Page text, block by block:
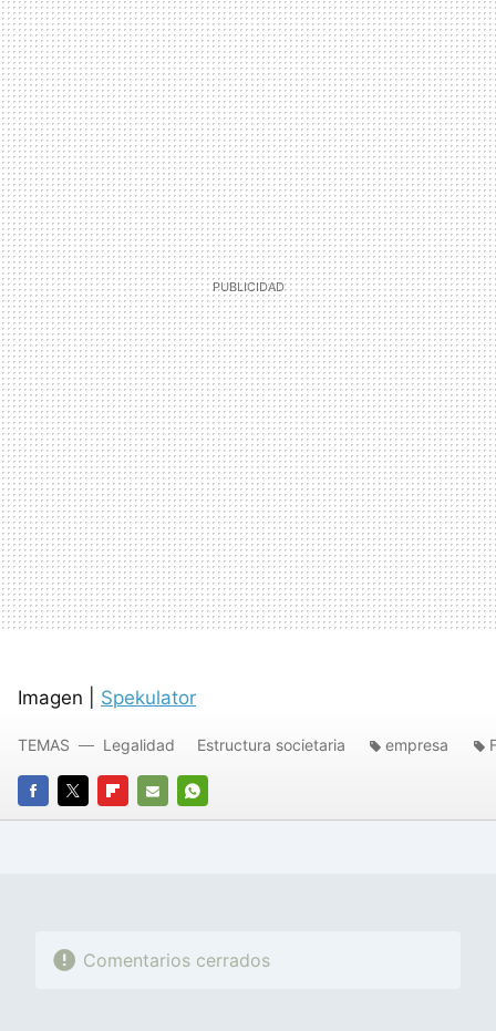
Imagen | Spekulator
FACEBOOK
TWITTERFLIPBOARD
E-
WHATSAPP
TEMAS Legalidad Estructura societaria empresa
Comentarios cerrados